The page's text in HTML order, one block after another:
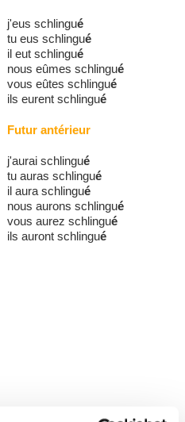
j'eus schlingué
tu eus schlingué
il eut schlingué
nous eûmes schlingué
vous eûtes schlingué
ils eurent schlingué
Futur antérieur
j'aurai schlingué
tu auras schlingué
il aura schlingué
nous aurons schlingué
vous aurez schlingué
ils auront schlingué